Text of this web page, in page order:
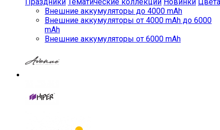
Внешние аккумуляторы до 4000 mAh
Внешние аккумуляторы от 4000 mAh до 6000
mAh
Внешние аккумуляторы от 6000 mAh